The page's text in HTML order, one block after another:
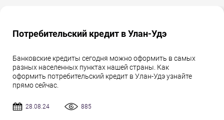
Потребительский кредит в Улан-Удэ
Банковские кредиты сегодня можно оформить в самых
разных населенных пунктах нашей страны. Как
оформить потребительский кредит в Улан-Удэ узнайте
прямо сейчас.
28.08.24 885